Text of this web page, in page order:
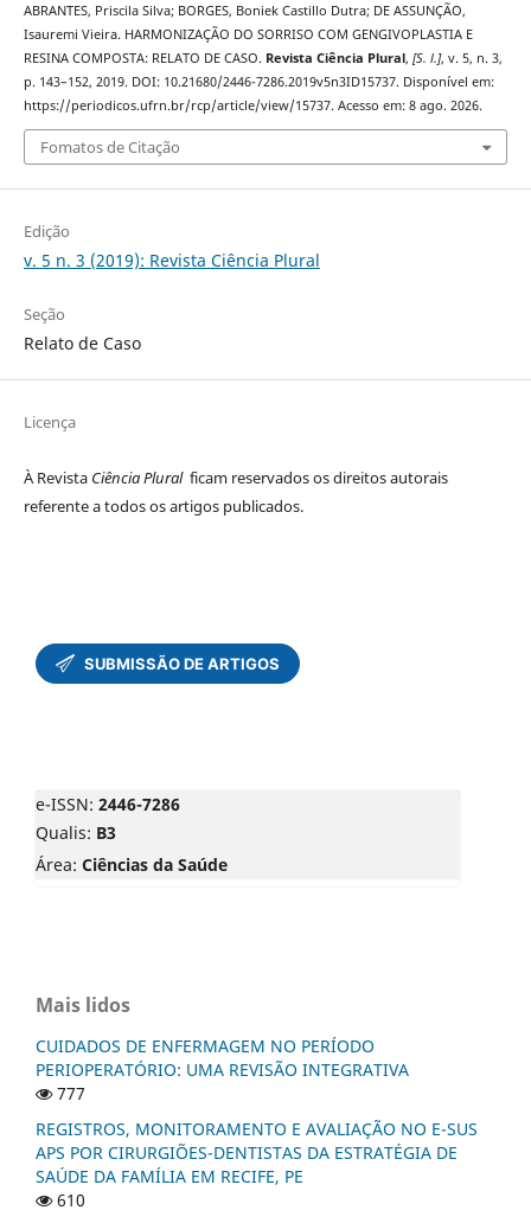
ABRANTES, Priscila Silva; BORGES, Boniek Castillo Dutra; DE ASSUNÇÃO,
Isauremi Vieira. HARMONIZAÇÃO DO SORRISO COM GENGIVOPLASTIA E
RESINA COMPOSTA: RELATO DE CASO. Revista Ciência Plural, [S. l.], v. 5, n. 3,
p. 143–152, 2019. DOI: 10.21680/2446-7286.2019v5n3ID15737. Disponível em:
https://periodicos.ufrn.br/rcp/article/view/15737. Acesso em: 8 ago. 2026.
Fomatos de Citação
Edição
v. 5 n. 3 (2019): Revista Ciência Plural
Seção
Relato de Caso
Licença
À Revista Ciência Plural ficam reservados os direitos autorais
referente a todos os artigos publicados.
e-ISSN: 2446-7286
Qualis: B3
Área: Ciências da Saúde
Mais lidos
CUIDADOS DE ENFERMAGEM NO PERÍODO
PERIOPERATÓRIO: UMA REVISÃO INTEGRATIVA
777
REGISTROS, MONITORAMENTO E AVALIAÇÃO NO E-SUS
APS POR CIRURGIÕES-DENTISTAS DA ESTRATÉGIA DE
SAÚDE DA FAMÍLIA EM RECIFE, PE
610